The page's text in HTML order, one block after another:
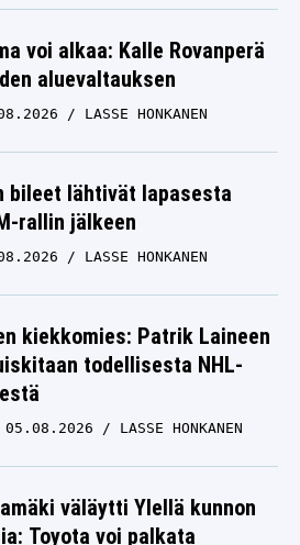
voi alkaa: Kalle Rovanperä
aluevaltauksen
LASSE HONKANEN
bileet lähtivät lapasesta
rallin jälkeen
LASSE HONKANEN
kiekkomies: Patrik Laineen
todellisesta NHL-
05.08.2026
väläytti Ylellä kunnon
Toyota voi palkata
rallikuskin